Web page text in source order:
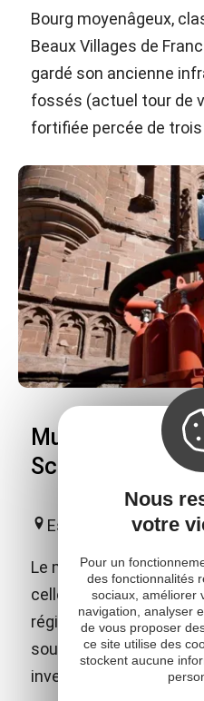
Bourg moyenâgeux,
Beaux Villages de
gardé son ancienne
fossés (actuel tour de
fortifiée percée de
Musée Joseph
Scaphandre
Espalion
Le musée vous invite
celle des arts et
région et celle de
sous-marine, en
inventeurs du
Nous
votre
Pour un
des fonctionnalités
sociaux, améliorer
navigation, analyser
de vous proposer
ce site utilise des
stockent aucune